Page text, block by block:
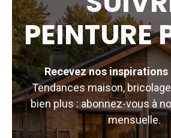
PEINTURE
Recevez nos inspirations
Tendances maison,
bien plus : abonnez-vous à
mensuelle.